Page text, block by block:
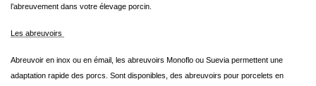
l’abreuvement dans votre élevage porcin.
Les abreuvoirs
Abreuvoir en inox ou en émail, les abreuvoirs Monoflo ou Suevia permettent une
adaptation rapide des porcs. Sont disponibles, des abreuvoirs pour porcelets en